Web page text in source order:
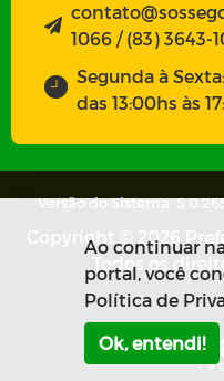
1066 / (83) 3643-
Segunda à
das 13:00hs às
Versão do Sistema:
Copyright © 2026
Todos os
Ao continuar
portal, você
Política de
Ok, entendi!